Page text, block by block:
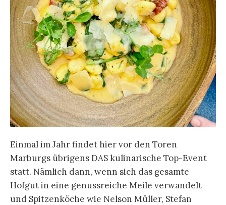
Einmal im Jahr findet hier vor den Toren
Marburgs übrigens DAS kulinarische Top-Event
statt. Nämlich dann, wenn sich das gesamte
Hofgut in eine genussreiche Meile verwandelt
und Spitzenköche wie Nelson Müller, Stefan